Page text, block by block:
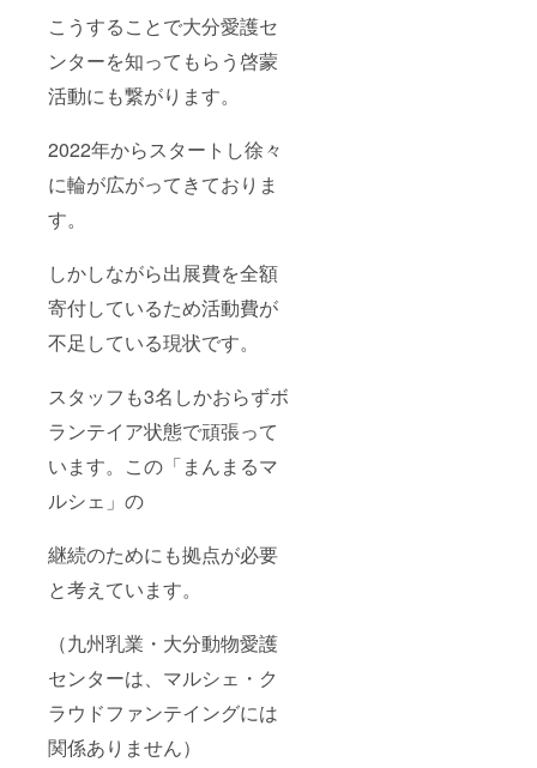
こうすることで大分愛護セ
ンターを知ってもらう啓蒙
活動にも繋がります。
2022年からスタートし徐々
に輪が広がってきておりま
す。
しかしながら出展費を全額
寄付しているため活動費が
不足している現状です。
スタッフも3名しかおらずボ
ランテイア状態で頑張って
います。この「まんまるマ
ルシェ」の
継続のためにも拠点が必要
と考えています。
（九州乳業・大分動物愛護
センターは、マルシェ・ク
ラウドファンテイングには
関係ありません）